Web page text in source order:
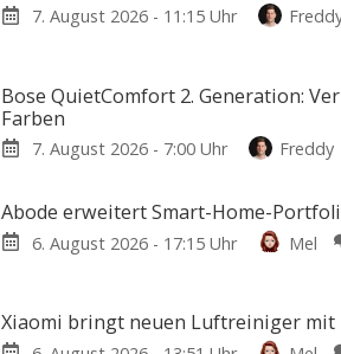
7. August 2026 - 11:15 Uhr
Bose QuietComfort 2. Generation:
Farben
7. August 2026 - 7:00 Uhr Freddy
Abode erweitert Smart-Home-
6. August 2026 - 17:15 Uhr Mel
Xiaomi bringt neuen Luftreiniger